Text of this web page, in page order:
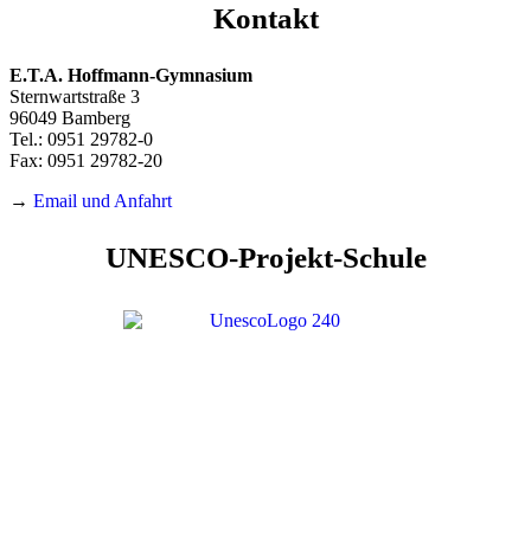
Kontakt
E.T.A. Hoffmann-Gymnasium
Sternwartstraße 3
96049 Bamberg
Tel.: 0951 29782-0
Fax: 0951 29782-20
→ Email und Anfahrt
UNESCO-Projekt-Schule